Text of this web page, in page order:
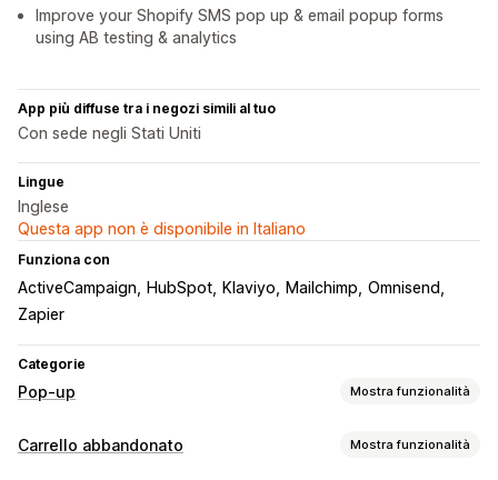
Improve your Shopify SMS pop up & email popup forms
using AB testing & analytics
App più diffuse tra i negozi simili al tuo
Con sede negli Stati Uniti
Lingue
Inglese
Questa app non è disponibile in Italiano
Funziona con
ActiveCampaign HubSpot Klaviyo Mailchimp Omnisend
Zapier
Categorie
Pop-up Mostra funzionalità
Tipi di pop-up
Carrello abbandonato Mostra funzionalità